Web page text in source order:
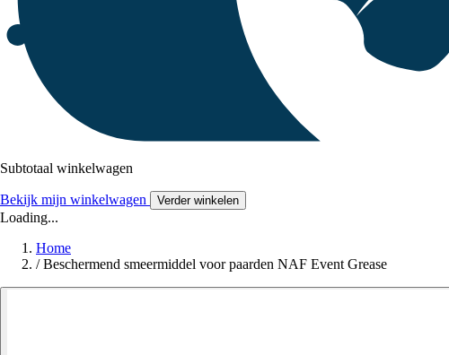
Subtotaal winkelwagen
Bekijk mijn winkelwagen Verder winkelen
Loading...
Home
/ Beschermend smeermiddel voor paarden NAF Event Grease